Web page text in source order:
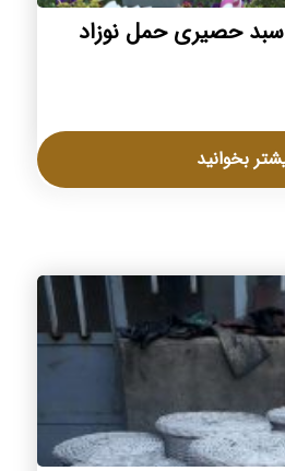
حصیری حمل نوزاد
بخوانید